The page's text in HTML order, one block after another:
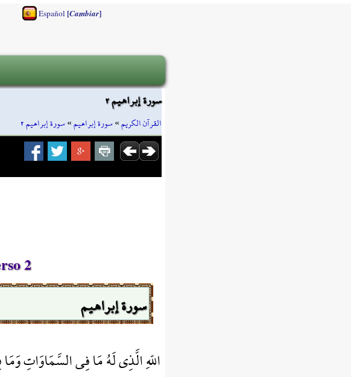
Español [Cambiar]
سورة إبراهيم ٢
القرآن الكريم»سورة إبراهيم»سورة إبراهيم ٢
2
سورة إبراهيم
اللّهِ الَّذِي لَهُ مَا فِي السَّمَاوَاتِ